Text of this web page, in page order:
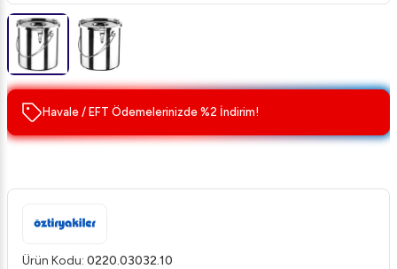
Havale / EFT Ödemelerinizde %2 İndirim!
Ürün Kodu: 0220.03032.10